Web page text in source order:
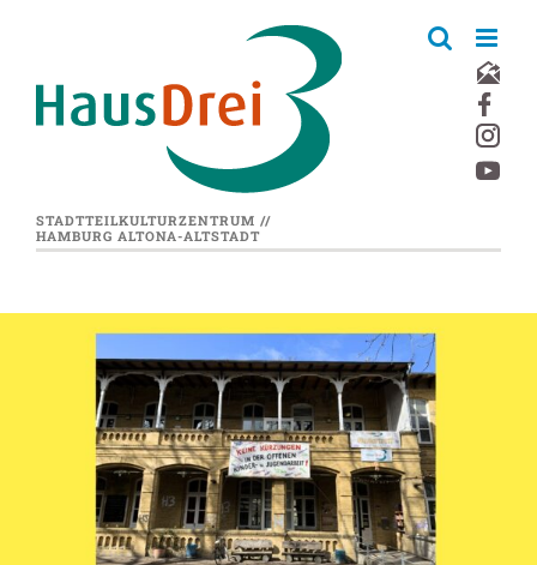
STADTTEILKULTURZENTRUM //
HAMBURG ALTONA-ALTSTADT